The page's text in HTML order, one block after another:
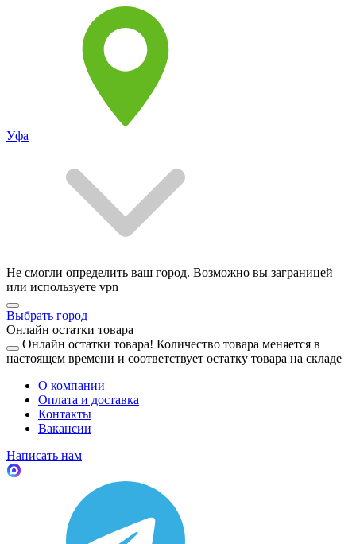
Уфа
Не смогли определить ваш город. Возможно вы заграницей
или используете vpn
Выбрать город
Онлайн остатки товара
Онлайн остатки товара! Количество товара меняется в
настоящем времени и соответствует остатку товара на складе
О компании
Оплата и доставка
Контакты
Вакансии
Написать нам